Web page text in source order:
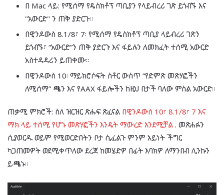
በ Mac ላይ: የሚሰማ የዴስክቶፕ ጣቢያን የላይብረሪ ገጽ ይጎብኙ እና
"አውርድ" ን ጠቅ ያድርጉ።
በዊንዶውስ 8.1/8፣ 7፡ የሚሰማ የዴስክቶፕ ጣቢያ ላይብረሪ ገጽን
ይጎብኙ፣ “አውርድ”ን ጠቅ ያድርጉ እና ፋይሉን ለመክፈት ተሰሚ አውርድ
አስተዳዳሪን ይጠቀሙ።
በዊንዶውስ 10፡ ማይክሮሶፍት ስቶር ውስጥ “የድምጽ መጽሃፎችን
ለሚሰማ” ጫን እና የAAX ፋይሎችን ከዚህ በታች ባለው ምስል አውርድ።
ጠቃሚ ምክሮች: ስለ ዝርዝር ጽሑፍ ጽፈናል በዊንዶውስ 10፣ 8.1/8፣ 7 እና
ማክ ላይ ተሰሚ የሆኑ መጽሃፎችን እንዴት ማውረድ እንደሚቻል . መጽሐፉን
ሲያወርዱ ወይም የሚወርድበትን ቦታ ሲፈልጉ ምንም አይነት ችግር
ካጋጠመዎት ወደሚቀጥለው ደረጃ ከመሄድዎ በፊት እባክዎ ለማንበብ ሊንኩን
ይጫኑ።